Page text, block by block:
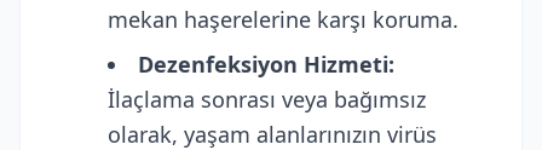
mekan haşerelerine karşı koruma.
Dezenfeksiyon Hizmeti:
İlaçlama sonrası veya bağımsız
olarak, yaşam alanlarınızın virüs